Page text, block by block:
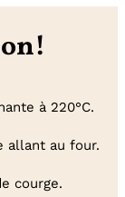
à 220°C.
allant au four.
courge.